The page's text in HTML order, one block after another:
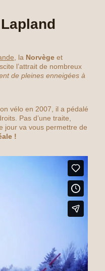
, la Norvège et
l’attrait de nombreux
de pleines enneigées à
vélo en 2007, il a pédalé
Pas d’une traite,
jour va vous permettre de
!